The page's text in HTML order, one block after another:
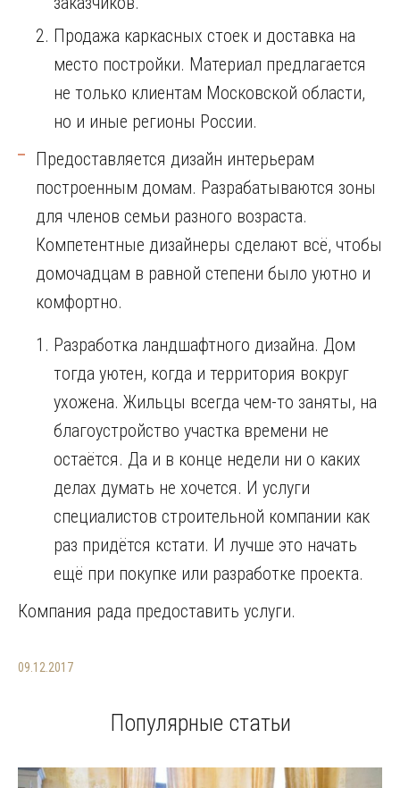
Продажа каркасных стоек и доставка на
место постройки. Материал предлагается
не только клиентам Московской области,
но и иные регионы России.
Предоставляется дизайн интерьерам
построенным домам. Разрабатываются зоны
для членов семьи разного возраста.
Компетентные дизайнеры сделают всё, чтобы
домочадцам в равной степени было уютно и
комфортно.
Разработка ландшафтного дизайна. Дом
тогда уютен, когда и территория вокруг
ухожена. Жильцы всегда чем-то заняты, на
благоустройство участка времени не
остаётся. Да и в конце недели ни о каких
делах думать не хочется. И услуги
специалистов строительной компании как
раз придётся кстати. И лучше это начать
ещё при покупке или разработке проекта.
Компания рада предоставить услуги.
09.12.2017
Популярные статьи